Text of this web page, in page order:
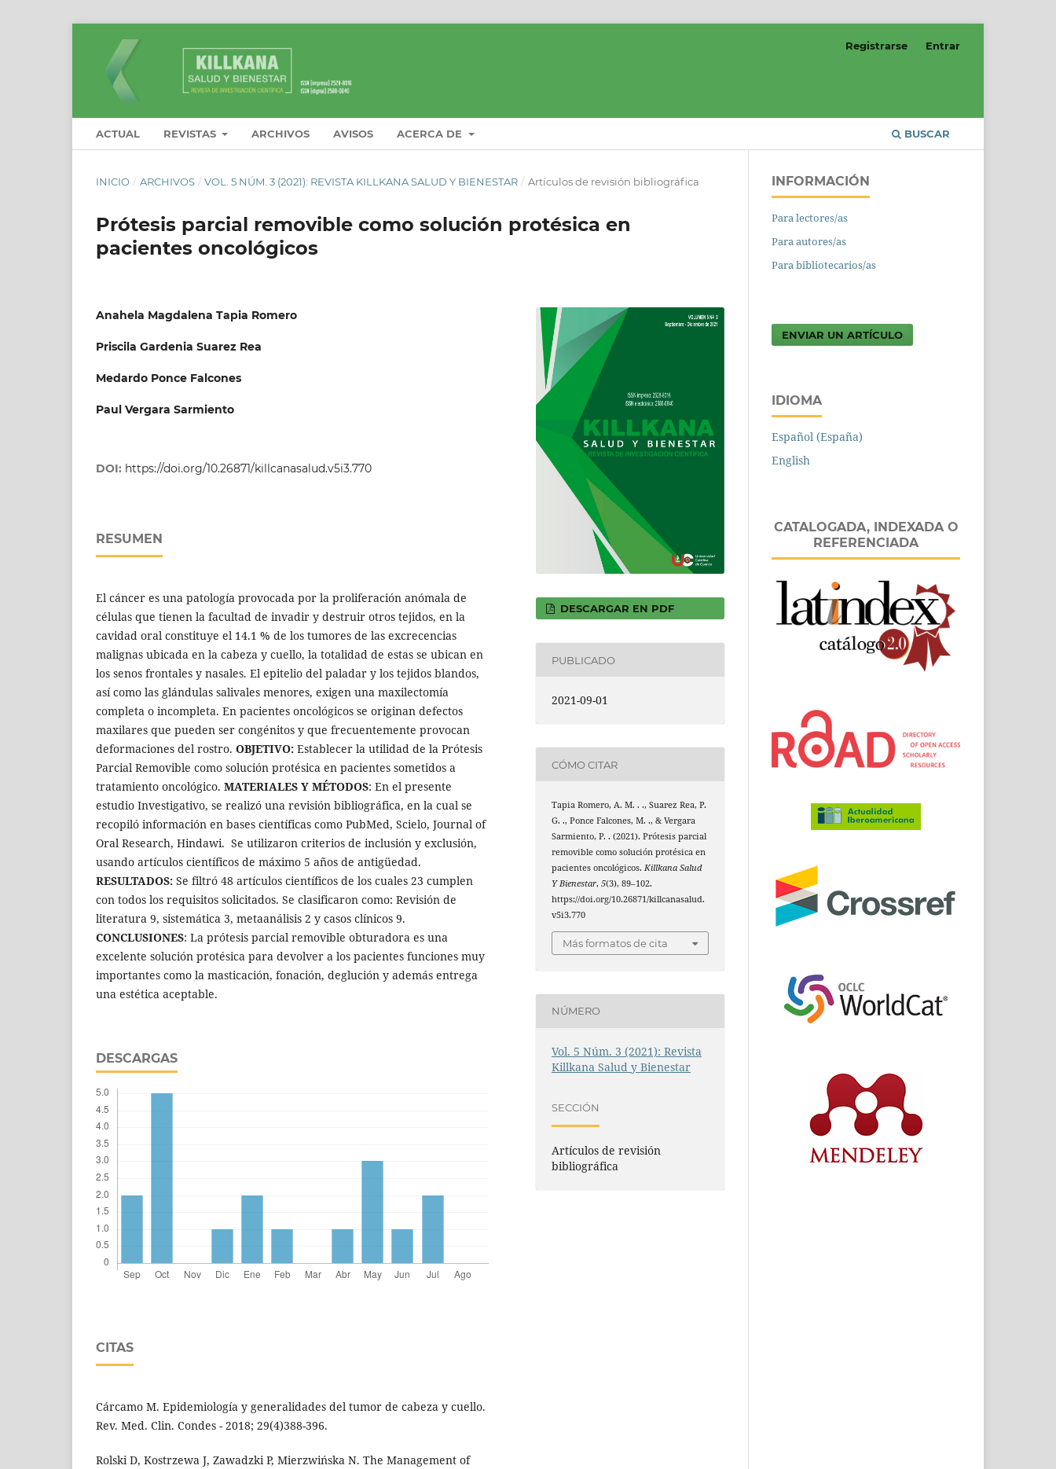
ACTUAL REVISTAS ARCHIVOS AVISOS ACERCA DE BUSCAR
Registrarse Entrar
INICIO / ARCHIVOS / VOL. 5 NÚM. 3 (2021): REVISTA KILLKANA SALUD Y BIENESTAR / Artículos de revisión bibliográfica
Prótesis parcial removible como solución protésica en
pacientes oncológicos
Anahela Magdalena Tapia Romero
Priscila Gardenia Suarez Rea
Medardo Ponce Falcones
Paul Vergara Sarmiento
DOI: https://doi.org/10.26871/killcanasalud.v5i3.770
RESUMEN
El cáncer es una patología provocada por la proliferación anómala de
células que tienen la facultad de invadir y destruir otros tejidos, en la
cavidad oral constituye el 14.1 % de los tumores de las excrecencias
malignas ubicada en la cabeza y cuello, la totalidad de estas se ubican en
los senos frontales y nasales. El epitelio del paladar y los tejidos blandos,
así como las glándulas salivales menores, exigen una maxilectomía
completa o incompleta. En pacientes oncológicos se originan defectos
maxilares que pueden ser congénitos y que frecuentemente provocan
deformaciones del rostro. OBJETIVO: Establecer la utilidad de la Prótesis
Parcial Removible como solución protésica en pacientes sometidos a
tratamiento oncológico. MATERIALES Y MÉTODOS: En el presente
estudio Investigativo, se realizó una revisión bibliográfica, en la cual se
recopiló información en bases científicas como PubMed, Scielo, Journal of
Oral Research, Hindawi. Se utilizaron criterios de inclusión y exclusión,
usando artículos científicos de máximo 5 años de antigüedad.
RESULTADOS: Se filtró 48 artículos científicos de los cuales 23 cumplen
con todos los requisitos solicitados. Se clasificaron como: Revisión de
literatura 9, sistemática 3, metaanálisis 2 y casos clínicos 9.
CONCLUSIONES: La prótesis parcial removible obturadora es una
excelente solución protésica para devolver a los pacientes funciones muy
importantes como la masticación, fonación, deglución y además entrega
una estética aceptable.
DESCARGAS
CITAS
Cárcamo M. Epidemiología y generalidades del tumor de cabeza y cuello.
Rev. Med. Clin. Condes - 2018; 29(4)388-396.
Rolski D, Kostrzewa J, Zawadzki P, Mierzwińska N. The Management of
DESCARGAR EN PDF
PUBLICADO
2021-09-01
CÓMO CITAR
Tapia Romero, A. M. . ., Suarez Rea, P.
G. ., Ponce Falcones, M. ., & Vergara
Sarmiento, P. . (2021). Prótesis parcial
removible como solución protésica en
pacientes oncológicos.Killkana Salud
Y Bienestar,5(3), 89–102.
https://doi.org/10.26871/killcanasalud.
v5i3.770
Más formatos de cita
NÚMERO
Vol. 5 Núm. 3 (2021): Revista
Killkana Salud y Bienestar
SECCIÓN
Artículos de revisión
bibliográfica
INFORMACIÓN
Para lectores/as
Para autores/as
Para bibliotecarios/as
ENVIAR UN ARTÍCULO
IDIOMA
Español (España)
English
CATALOGADA, INDEXADA O
REFERENCIADA